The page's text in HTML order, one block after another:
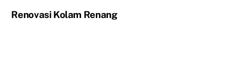
Renovasi Kolam Renang